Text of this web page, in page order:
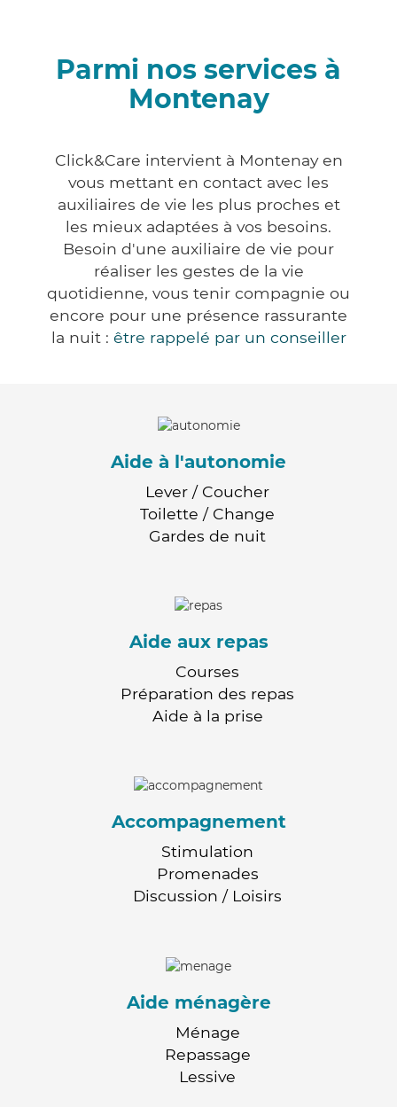
Parmi nos services à
Montenay
Click&Care intervient à Montenay en
vous mettant en contact avec les
auxiliaires de vie les plus proches et
les mieux adaptées à vos besoins.
Besoin d'une auxiliaire de vie pour
réaliser les gestes de la vie
quotidienne, vous tenir compagnie ou
encore pour une présence rassurante
la nuit : être rappelé par un conseiller
Aide à l'autonomie
Lever / Coucher
Toilette / Change
Gardes de nuit
Aide aux repas
Courses
Préparation des repas
Aide à la prise
Accompagnement
Stimulation
Promenades
Discussion / Loisirs
Aide ménagère
Ménage
Repassage
Lessive